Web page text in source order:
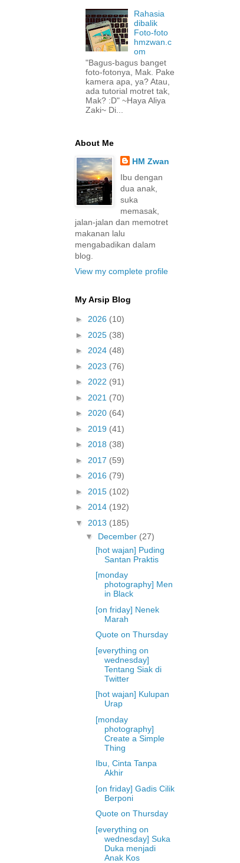
Rahasia
dibalik
Foto-foto
hmzwan.c
om
"Bagus-bagus banget
foto-fotonya, Mak. Pake
kamera apa, ya? Atau,
ada tutorial motret tak,
Mak? :D" ~Haya Aliya
Zaki~ Di...
About Me
HM Zwan
Ibu dengan
dua anak,
suka
memasak,
jalan-jalan dan memotret
makanan lalu
mengabadikan dalam
blog.
View my complete profile
My Arsip Blog
► 2026 (10)
► 2025 (38)
► 2024 (48)
► 2023 (76)
► 2022 (91)
► 2021 (70)
► 2020 (64)
► 2019 (41)
► 2018 (38)
► 2017 (59)
► 2016 (79)
► 2015 (102)
► 2014 (192)
▼ 2013 (185)
▼ December (27)
[hot wajan] Puding
Santan Praktis
[monday
photography] Men
in Black
[on friday] Nenek
Marah
Quote on Thursday
[everything on
wednesday]
Tentang Siak di
Twitter
[hot wajan] Kulupan
Urap
[monday
photography]
Create a Simple
Thing
Ibu, Cinta Tanpa
Akhir
[on friday] Gadis Cilik
Berponi
Quote on Thursday
[everything on
wednesday] Suka
Duka menjadi
Anak Kos